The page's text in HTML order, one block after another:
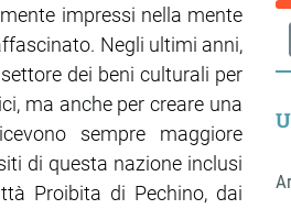
impressi nella mente
Negli ultimi anni,
dei beni culturali per
ma anche per creare una
sempre maggiore
di questa nazione inclusi
Proibita di Pechino, dai